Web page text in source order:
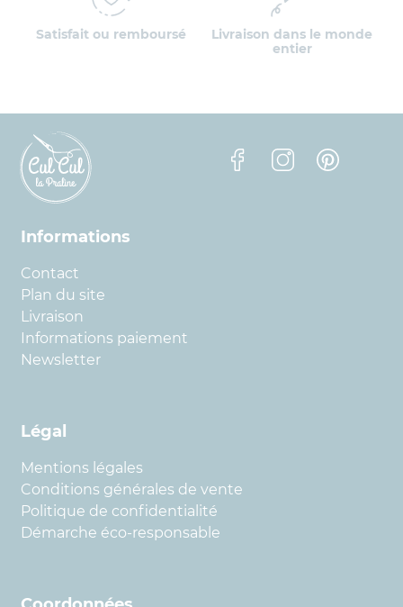
Satisfait ou remboursé
Livraison dans le monde
entier
Informations
Contact
Plan du site
Livraison
Informations paiement
Newsletter
Légal
Mentions légales
Conditions générales de vente
Politique de confidentialité
Démarche éco-responsable
FacebookInstagramPinterest